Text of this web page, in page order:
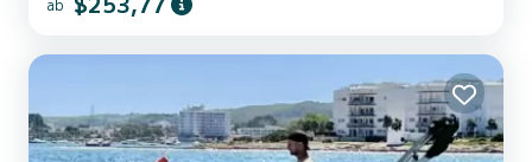
ermöglicht es Ihnen, diese atemberaubenden Orte in Ihrem eigenen